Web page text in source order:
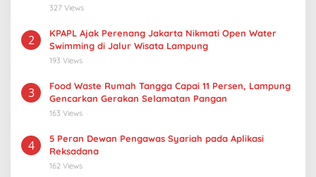
327 Views
2
KPAPL Ajak Perenang Jakarta Nikmati Open Water
Swimming di Jalur Wisata Lampung
193 Views
3
Food Waste Rumah Tangga Capai 11 Persen, Lampung
Gencarkan Gerakan Selamatan Pangan
163 Views
4
5 Peran Dewan Pengawas Syariah pada Aplikasi
Reksadana
162 Views